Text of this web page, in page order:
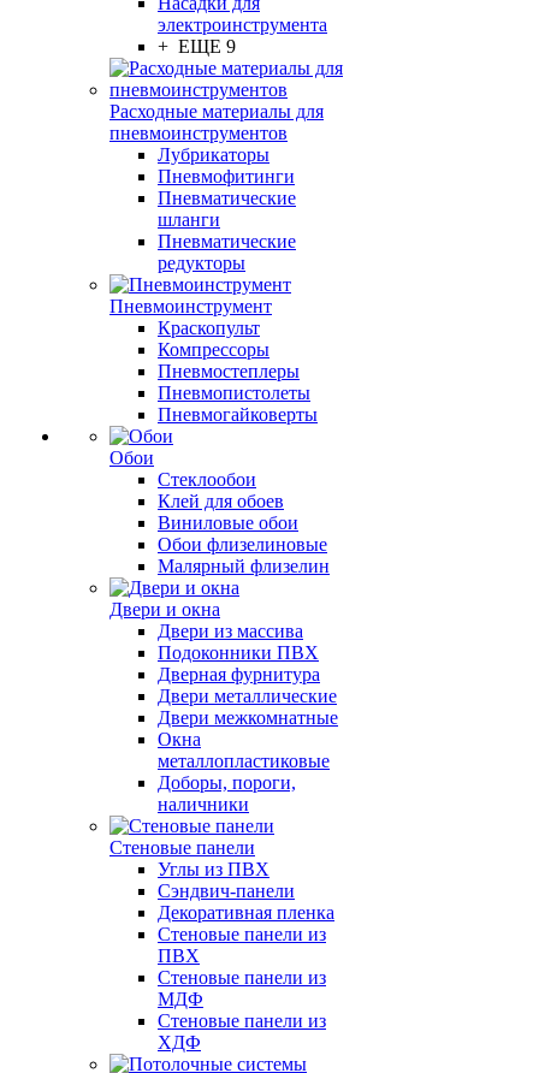
электроинструмента
+ ЕЩЕ 9
Расходные материалы для
пневмоинструментов
Лубрикаторы
Пневмофитинги
Пневматические
шланги
Пневматические
редукторы
Пневмоинструмент
Краскопульт
Компрессоры
Пневмостеплеры
Пневмопистолеты
Пневмогайковерты
Обои
Стеклообои
Клей для обоев
Виниловые обои
Обои флизелиновые
Малярный флизелин
Двери и окна
Двери из массива
Подоконники ПВХ
Дверная фурнитура
Двери металлические
Двери межкомнатные
Окна
металлопластиковые
Доборы, пороги,
наличники
Стеновые панели
Углы из ПВХ
Сэндвич-панели
Декоративная пленка
Стеновые панели из
ПВХ
Стеновые панели из
МДФ
Стеновые панели из
ХДФ